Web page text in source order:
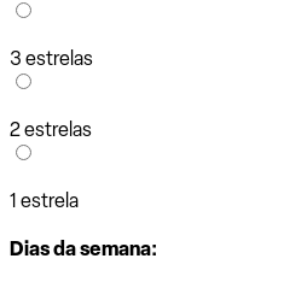
3 estrelas
2 estrelas
1 estrela
Dias da semana: